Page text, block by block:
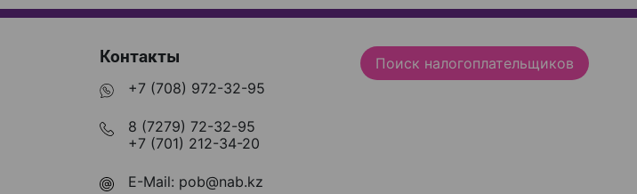
Контакты
+7 (708) 972-32-95
8 (7279) 72-32-95
+7 (701) 212-34-20
E-Mail: pob@nab.kz
Поиск налогоплательщиков